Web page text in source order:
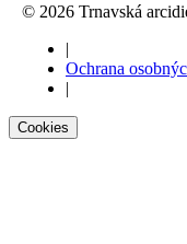
© 2026 Trnavská
|
Ochrana
|
Cookies